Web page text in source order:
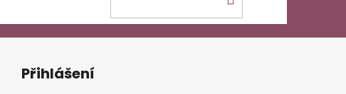
KOŠÍKU
Přihlášení